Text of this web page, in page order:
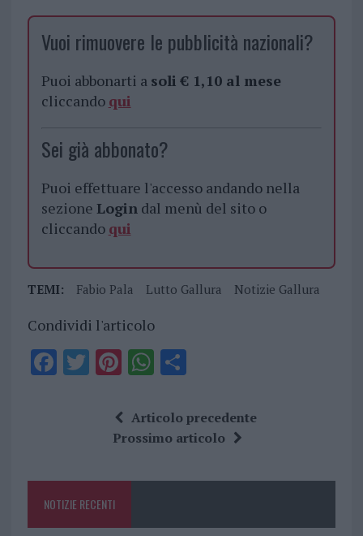
Vuoi rimuovere le pubblicità nazionali?
Puoi abbonarti a soli € 1,10 al mese
cliccando qui
Sei già abbonato?
Puoi effettuare l'accesso andando nella
sezione Logindal menù del sito o
cliccando qui
TEMI: Fabio Pala Lutto Gallura Notizie Gallura
Condividi l'articolo
F
o
k
T Pi
te
re
W
at
s
p
S
a
re
Articolo precedente
Prossimo articolo
NOTIZIE RECENTI